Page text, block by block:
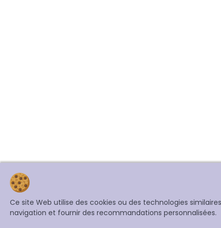
Ce site Web utilise des cookies ou des technologies
navigation et fournir des recommandations personnalisées.